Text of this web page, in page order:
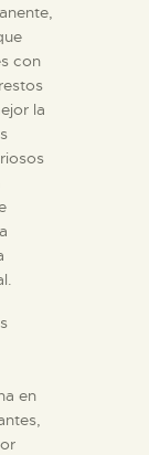
con
la
en